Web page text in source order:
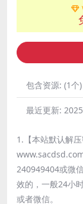
包含资源: (1个)
最近更新:
1.【本站默认解
240949404或微
效的，一般24小
或者微信。